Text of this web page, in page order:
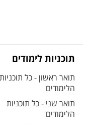
תוכניות לימודים
תואר ראשון - כל תוכניות
הלימודים
תואר שני - כל תוכניות
הלימודים